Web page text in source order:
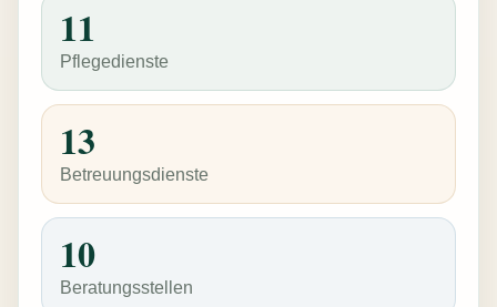
11
Pflegedienste
13
Betreuungsdienste
10
Beratungsstellen